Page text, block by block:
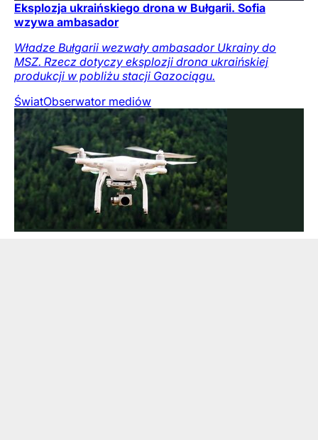
Eksplozja ukraińskiego drona w Bułgarii. Sofia
wzywa ambasador
Władze Bułgarii wezwały ambasador Ukrainy do
MSZ. Rzecz dotyczy eksplozji drona ukraińskiej
produkcji w pobliżu stacji Gazociągu.
ŚwiatObserwator mediów